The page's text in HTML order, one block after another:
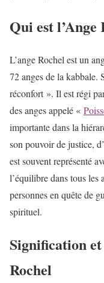
Qui est l’Ange
L’ange Rochel est un
72 anges de la
réconfort ». Il est régi
des anges appelé «
importante dans la
son pouvoir de justice,
est souvent représenté
l’équilibre dans tous les
personnes en quête de
spirituel.
Signification et
Rochel